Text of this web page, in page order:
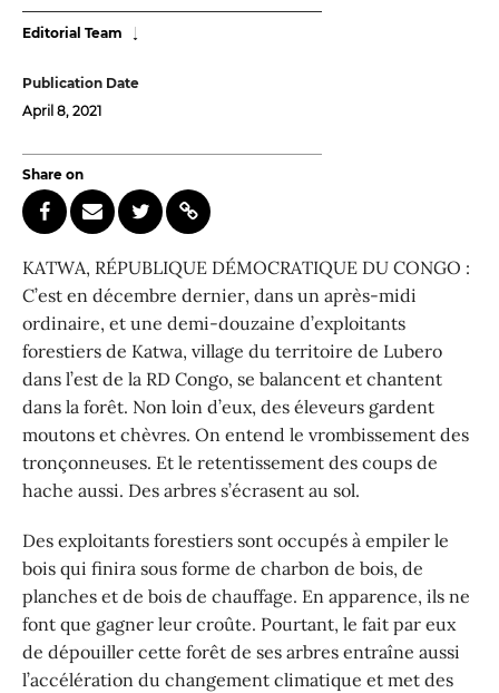
Editorial Team
Publication Date
April 8, 2021
Share on
KATWA, RÉPUBLIQUE DÉMOCRATIQUE DU CONGO :
C’est en décembre dernier, dans un après-midi
ordinaire, et une demi-douzaine d’exploitants
forestiers de Katwa, village du territoire de Lubero
dans l’est de la RD Congo, se balancent et chantent
dans la forêt. Non loin d’eux, des éleveurs gardent
moutons et chèvres. On entend le vrombissement des
tronçonneuses. Et le retentissement des coups de
hache aussi. Des arbres s’écrasent au sol.
Des exploitants forestiers sont occupés à empiler le
bois qui finira sous forme de charbon de bois, de
planches et de bois de chauffage. En apparence, ils ne
font que gagner leur croûte. Pourtant, le fait par eux
de dépouiller cette forêt de ses arbres entraîne aussi
l’accélération du changement climatique et met des